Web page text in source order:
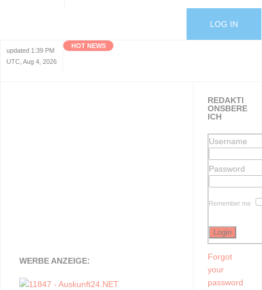
LOG IN
updated 1:39 PM
UTC, Aug 4, 2026
HOT NEWS
WERBE ANZEIGE:
REDAKTI
ONSBERE
ICH
Username
Password
Remember me
Forgot
your
password